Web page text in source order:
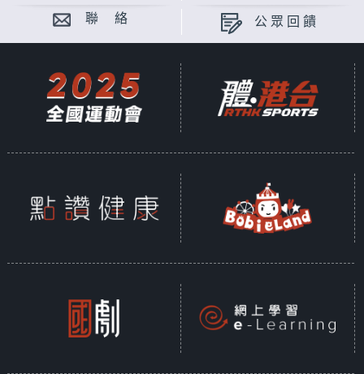
聯 絡 公眾回饋